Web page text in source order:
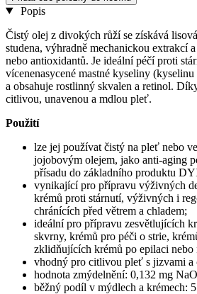
Popis
Čistý olej z divokých růží se získává
studena, výhradně mechanickou extrakcí
nebo antioxidantů. Je ideální péčí proti
vícenenasycené mastné kyseliny
a obsahuje rostlinný skvalen a retinol.
citlivou, unavenou a mdlou pleť.
Použití
lze jej používat čistý na pleť nebo
jojobovým olejem, jako anti-aging
přísadu do základního produktu
vynikající pro přípravu výživných
krémů proti stárnutí, výživných i
chránících před větrem a chladem;
ideální pro přípravu zesvětlujících
skvrny, krémů pro péči o strie,
zklidňujících krémů po epilaci nebo
vhodný pro citlivou pleť s jizvami a
hodnota zmýdelnění: 0,132 mg
běžný podíl v mýdlech a krémech: